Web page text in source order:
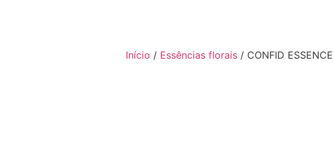
Início / Essências florais / CONFID ESSENCE